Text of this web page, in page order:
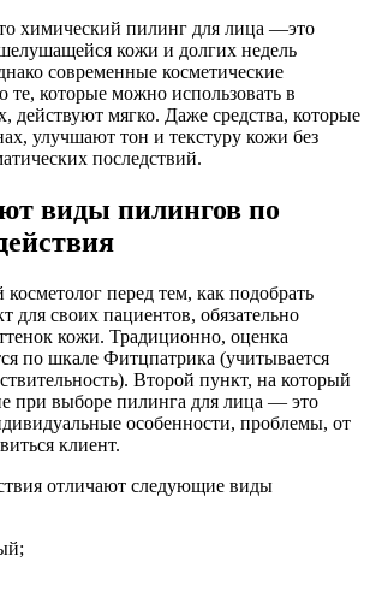
химический пилинг для лица —это
кожи и долгих недель
современные косметические
те, которые можно использовать в
действуют мягко. Даже средства, которые
улучшают тон и текстуру кожи без
последствий.
виды пилингов по
перед тем, как подобрать
для своих пациентов, обязательно
кожи. Традиционно, оценка
по шкале Фитцпатрика (учитывается
Второй пункт, на который
при выборе пилинга для лица — это
особенности, проблемы, от
клиент.
отличают следующие виды